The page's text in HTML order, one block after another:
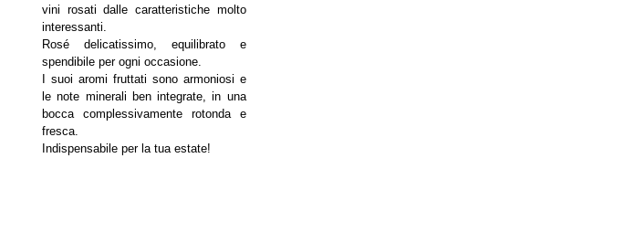
vini rosati dalle caratteristiche molto
interessanti.
Rosé delicatissimo, equilibrato e
spendibile per ogni occasione.
I suoi aromi fruttati sono armoniosi e
le note minerali ben integrate, in una
bocca complessivamente rotonda e
fresca.
Indispensabile per la tua estate!